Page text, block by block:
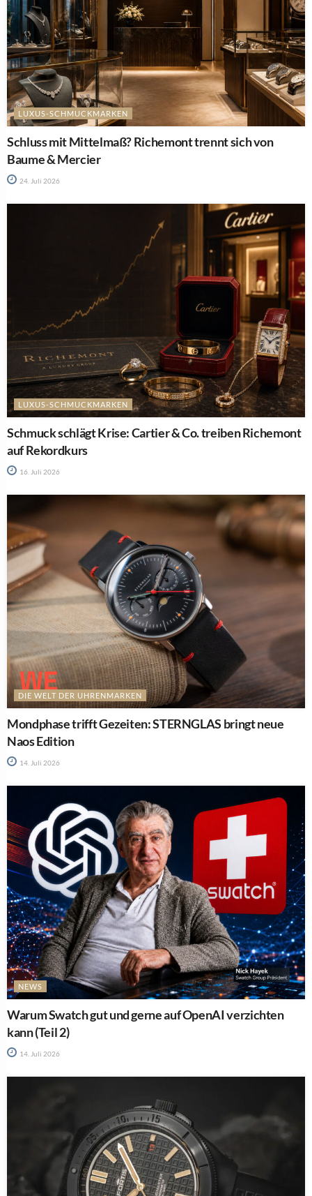
LUXUS-SCHMUCKMARKEN
Schluss mit Mittelmaß? Richemont trennt sich von
Baume & Mercier
24. Juli 2026
LUXUS-SCHMUCKMARKEN
Schmuck schlägt Krise: Cartier & Co. treiben Richemont
auf Rekordkurs
16. Juli 2026
DIE WELT DER UHRENMARKEN
Mondphase trifft Gezeiten: STERNGLAS bringt neue
Naos Edition
14. Juli 2026
NEWS
Warum Swatch gut und gerne auf OpenAI verzichten
kann (Teil 2)
14. Juli 2026